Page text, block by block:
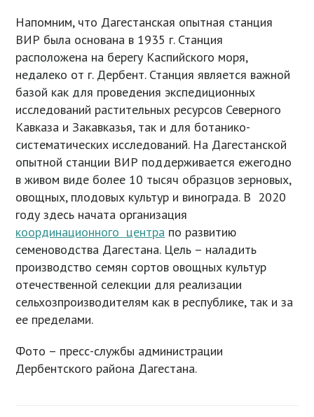
Напомним, что Дагестанская опытная станция
ВИР была основана в 1935 г. Станция
расположена на берегу Каспийского моря,
недалеко от г. Дербент. Станция является важной
базой как для проведения экспедиционных
исследований растительных ресурсов Северного
Кавказа и Закавказья, так и для ботанико-
систематических исследований. На Дагестанской
опытной станции ВИР поддерживается ежегодно
в живом виде более 10 тысяч образцов зерновых,
овощных, плодовых культур и винограда. В 2020
году здесь начата организация
координационного центра по развитию
семеноводства Дагестана. Цель – наладить
производство семян сортов овощных культур
отечественной селекции для реализации
сельхозпроизводителям как в республике, так и за
ее пределами.
Фото – пресс-службы администрации
Дербентского района Дагестана.